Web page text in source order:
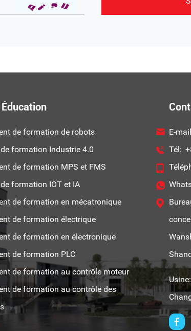
de formation de robots
formation Industrie 4.0
de formation MPS et FMS
formation IOT et IA
de formation en mécatronique
de formation électrique
de formation en électronique
de formation PLC
de formation au contrôle moteur
de formation au contrôle des
E-
Tél:
Usine: